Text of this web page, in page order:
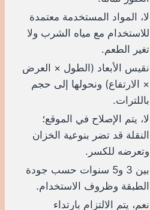
لا، المواد المستخدمة معتمدة
للاستخدام مع مياه الشرب ولا
تغير الطعم.
نقيس الأبعاد (الطول × العرض
× الارتفاع) ونحولها إلى حجم
باللترات.
لا، يتم الإصلاح في الموقع؛
النقلة قد تضر بنوعية الخزان
وتعرضه للكسر.
بين 3 و5 سنوات حسب جودة
الطبقة وظروف الاستخدام.
نعم، يتم الالتزام بارتداء